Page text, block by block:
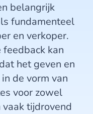
belangrijk
fundamenteel
en verkoper.
kan
het geven en
de vorm van
voor zowel
tijdrovend